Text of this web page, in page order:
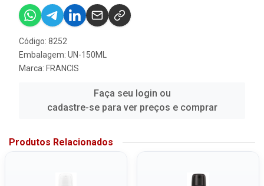
Código: 8252
Embalagem: UN-150ML
Marca: FRANCIS
Faça seu login ou
cadastre-se para ver preços e comprar
Produtos Relacionados